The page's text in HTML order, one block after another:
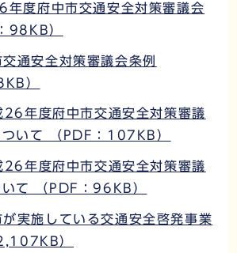
度府中市交通安全対策審議会
98KB）
通安全対策審議会条例
）
年度府中市交通安全対策審議
いて （PDF：107KB）
年度府中市交通安全対策審議
て （PDF：96KB）
実施している交通安全啓発事業
）